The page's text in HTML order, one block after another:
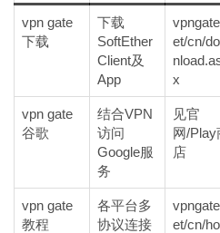
vpn gate
下载
下载
SoftEther
Client及
App
et/cn/
x
vpn gate
谷歌
结合VPN
访问
Google服
务
见官
网/Play
店
vpn gate
教程
各平台多
协议连接
et/cn/